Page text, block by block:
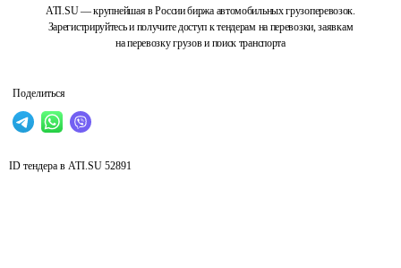
ATI.SU — крупнейшая в России биржа автомобильных грузоперевозок.
Зарегистрируйтесь и получите доступ к тендерам на перевозки, заявкам
на перевозку грузов и поиск транспорта
Поделиться
ID тендера в ATI.SU 52891